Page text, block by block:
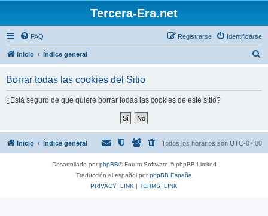
Tercera-Era.net
FAQ Identificarse
Registrarse
Inicio Índice general
Borrar todas las cookies del Sitio
¿Está seguro de que quiere borrar todas las cookies de este sitio?
Inicio Índice general Todos los horarios son UTC-07:00
Desarrollado porphpBB® Forum Software © phpBB Limited
Traducción al español porphpBB España
PRIVACY_LINK | TERMS_LINK